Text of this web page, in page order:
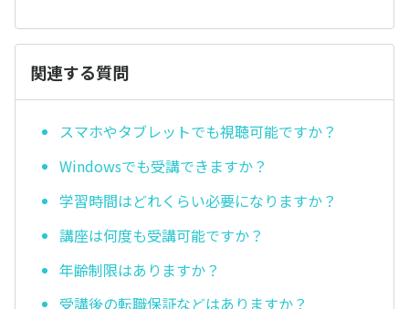
関連する質問
スマホやタブレットでも視聴可能ですか？
Windowsでも受講できますか？
学習時間はどれくらい必要になりますか？
講座は何度も受講可能ですか？
年齢制限はありますか？
受講後の転職保証などはありますか？